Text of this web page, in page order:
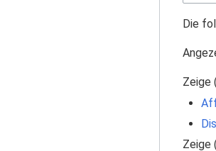
Die
Zeige
Zeige